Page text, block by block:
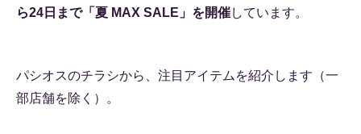
ら24日まで「夏 MAX SALE」を開催しています。
パシオスのチラシから、注目アイテムを紹介します（一
部店舗を除く）。